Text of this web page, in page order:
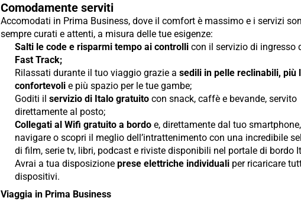
Comodamente serviti
Accomodati in Prima Business, dove il comfort è massimo e i servizi
sempre curati e attenti, a misura delle tue esigenze:
Salti le code e risparmi tempo ai controlli con il servizio di ingresso
Fast Track;
Rilassati durante il tuo viaggio grazie a sedili in pelle reclinabili, più
confortevoli e più spazio per le tue gambe;
Goditi il servizio di Italo gratuito con snack, caffè e bevande, servito
direttamente al posto;
Collegati al Wifi gratuito a bordo e, direttamente dal tuo
navigare o scopri il meglio dell’intrattenimento con una incredibile
di film, serie tv, libri, podcast e riviste disponibili nel portale di bordo
Avrai a tua disposizione prese elettriche individuali per ricaricare
dispositivi.
Viaggia in Prima Business